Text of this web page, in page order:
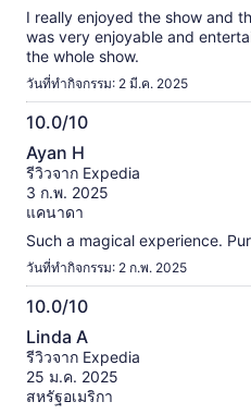
I really enjoyed the show and
was very enjoyable and
the whole show.
วันที่ทำกิจกรรม: 2 มี.ค. 2025
10.0/10
10.0
จาก
10
Ayan H
รีวิวจาก Expedia
3 ก.พ. 2025
แคนาดา
Such a magical experience.
วันที่ทำกิจกรรม: 2 ก.พ. 2025
10.0/10
10.0
จาก
10
Linda A
รีวิวจาก Expedia
25 ม.ค. 2025
สหรัฐอเมริกา